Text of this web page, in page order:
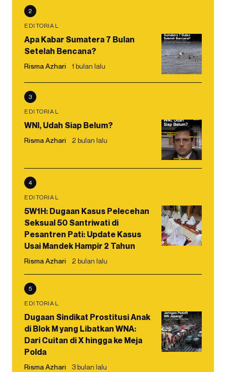
2
EDITORIAL
Apa Kabar Sumatera 7 Bulan
Setelah Bencana?
Risma Azhari 1 bulan lalu
3
EDITORIAL
WNI, Udah Siap Belum?
Risma Azhari 2 bulan lalu
4
EDITORIAL
5W1H: Dugaan Kasus Pelecehan
Seksual 50 Santriwati di
Pesantren Pati: Update Kasus
Usai Mandek Hampir 2 Tahun
Risma Azhari 2 bulan lalu
5
EDITORIAL
Dugaan Sindikat Prostitusi Anak
di Blok M yang Libatkan WNA:
Dari Cuitan di X hingga ke Meja
Polda
Risma Azhari 3 bulan lalu